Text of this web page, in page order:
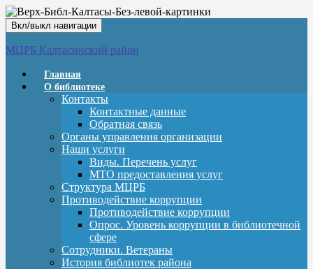
Вкл/выкл навигации
МЦРБ Калтасинский район
Главная
О библиотеке
Контакты
Контактные данные
Обратная связь
Органы управления организации
Наши услуги
Виды. Перечень услуг
МТО предоставления услуг
Структура МЦРБ
Противодействие коррупции
Противодействие коррупции
Опрос. Уровень коррупции в библиотечной
сфере
Сотрудники. Ветераны
История библиотек района